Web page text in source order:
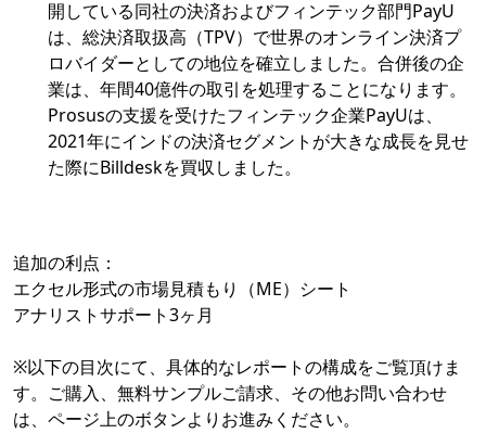
開している同社の決済およびフィンテック部門PayU
は、総決済取扱高（TPV）で世界のオンライン決済プ
ロバイダーとしての地位を確立しました。合併後の企
業は、年間40億件の取引を処理することになります。
Prosusの支援を受けたフィンテック企業PayUは、
2021年にインドの決済セグメントが大きな成長を見せ
た際にBilldeskを買収しました。
追加の利点：
エクセル形式の市場見積もり（ME）シート
アナリストサポート3ヶ月
※以下の目次にて、具体的なレポートの構成をご覧頂けま
す。ご購入、無料サンプルご請求、その他お問い合わせ
は、ページ上のボタンよりお進みください。